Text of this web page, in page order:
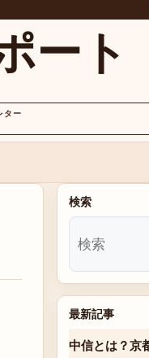
ート
ター
検索
最新記事
中信とは？京